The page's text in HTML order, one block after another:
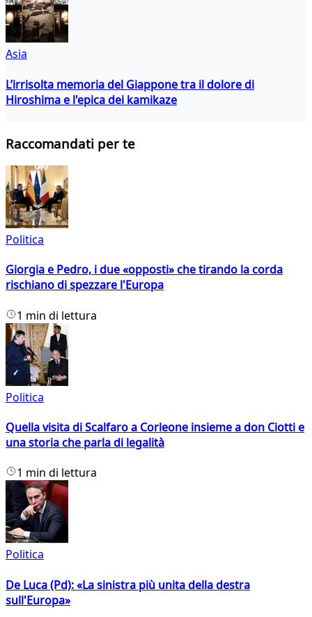
Asia
L’irrisolta memoria del Giappone tra il dolore di
Hiroshima e l'epica dei kamikaze
Raccomandati per te
Politica
Giorgia e Pedro, i due «opposti» che tirando la corda
rischiano di spezzare l'Europa
1 min di lettura
Politica
Quella visita di Scalfaro a Corleone insieme a don Ciotti e
una storia che parla di legalità
1 min di lettura
Politica
De Luca (Pd): «La sinistra più unita della destra
sull'Europa»